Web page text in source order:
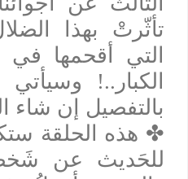
تأثّرتْ بهذا
التي أقحمها في
الكبار..! وسيأتي
بالتفصيل إن شاء
✤هذه الحلقة
للحَديث عن